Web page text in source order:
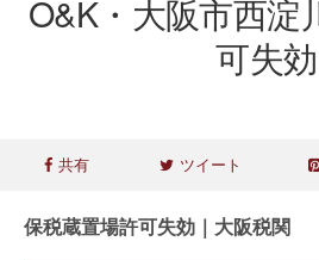
O&K・大阪市西淀
可失効
共有 ツイート
保税蔵置場許可失効｜大阪税関